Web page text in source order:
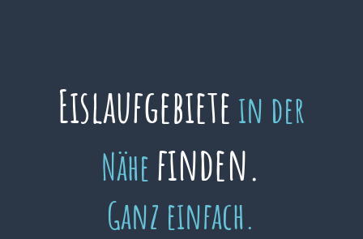
Eislaufgebiete in der
Nähe finden.
Ganz einfach.